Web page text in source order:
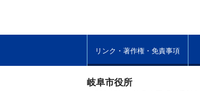
リンク・著作権・免責事項
岐阜市役所